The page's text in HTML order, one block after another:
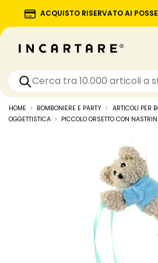
ACQUISTO RISERVATO AI
HOME BOMBONIERE E PARTY
ARTICOLI PER
OGGETTISTICA
PICCOLO ORSETTO CON